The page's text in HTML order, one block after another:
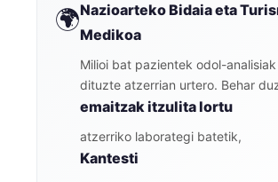
🌍Nazioarteko Bidaia eta
Medikoa
Milioi bat pazientek odol-
dituzte atzerrian urtero. Behar
emaitzak itzulita lortu
atzerriko laborategi batetik,
Kantesti